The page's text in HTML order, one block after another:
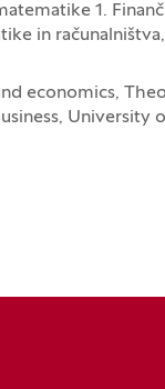
1.
in
economics,
University